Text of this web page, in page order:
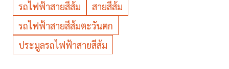
รถไฟฟ้าสายสีส้ม
สายสีส้ม
รถไฟฟ้าสายสีส้มตะวันตก
ประมูลรถไฟฟ้าสายสีส้ม